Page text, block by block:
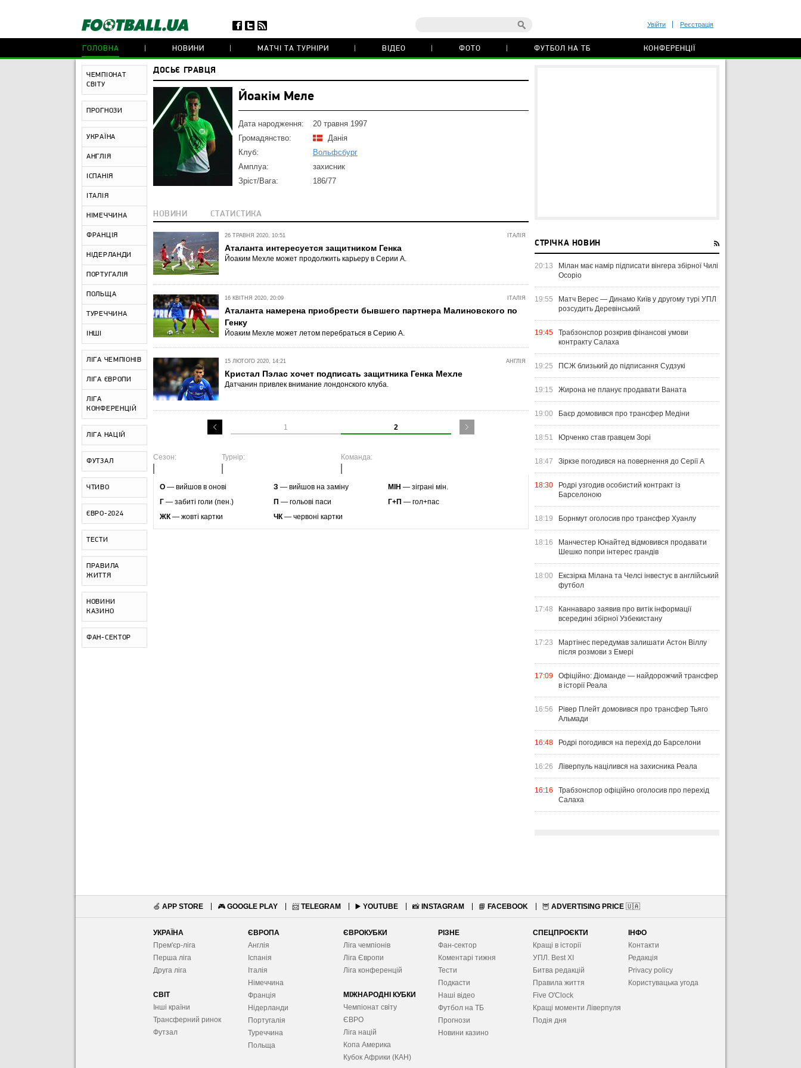
Увійти Реєстрація
ГОЛОВНА НОВИНИ МАТЧІ ТА ТУРНІРИ ВІДЕО ФОТО ФУТБОЛ НА ТБ КОНФЕРЕНЦІЇ
ЧЕМПІОНАТ
СВІТУ
ПРОГНОЗИ
УКРАЇНА
АНГЛІЯ
ІСПАНІЯ
ІТАЛІЯ
НІМЕЧЧИНА
ФРАНЦІЯ
НІДЕРЛАНДИ
ПОРТУГАЛІЯ
ПОЛЬЩА
ТУРЕЧЧИНА
ІНШІ
ЛІГА ЧЕМПІОНІВ
ЛІГА ЄВРОПИ
ЛІГА
КОНФЕРЕНЦІЙ
ЛІГА НАЦІЙ
ФУТЗАЛ
ЧТИВО
ЄВРО-2024
ТЕСТИ
ПРАВИЛА
ЖИТТЯ
НОВИНИ
КАЗИНО
ФАН-СЕКТОР
ДОСЬЄ ГРАВЦЯ
Йоакім Меле
Дата народження:
20 травня 1997
Громадянство:
Данія
Клуб:
Вольфсбург
Амплуа:
захисник
Зріст/Вага:
186/77
НОВИНИ СТАТИСТИКА
ІТАЛІЯ
26 ТРАВНЯ 2020, 10:51
Аталанта интересуется защитником Генка
Йоаким Мехле может продолжить карьеру в Серии А.
ІТАЛІЯ
16 КВІТНЯ 2020, 20:09
Аталанта намерена приобрести бывшего партнера Малиновского по
Генку
Йоаким Мехле может летом перебраться в Серию А.
АНГЛІЯ
15 ЛЮТОГО 2020, 14:21
Кристал Пэлас хочет подписать защитника Генка Мехле
Датчанин привлек внимание лондонского клуба.
1 2
Сезон: Турнір: Команда:
O — вийшов в онові З — вийшов на заміну МІН — зіграні мін.
Г — забиті голи (пен.) П — гольові паси Г+П — гол+пас
ЖК— жовті картки ЧК— червоні картки
СТРІЧКА НОВИН
20:13
Мілан має намір підписати вінгера збірної Чилі
Осоріо
19:55
Матч Верес — Динамо Київ у другому турі УПЛ
розсудить Деревінський
19:45
Трабзонспор розкрив фінансові умови
контракту Салаха
19:25 ПСЖ близький до підписання Судзукі
19:15 Жирона не планує продавати Ваната
19:00 Баєр домовився про трансфер Медіни
18:51 Юрченко став гравцем Зорі
18:47 Зіркзе погодився на повернення до Серії А
18:30
Родрі узгодив особистий контракт із
Барселоною
18:19 Борнмут оголосив про трансфер Хуанлу
18:16
Манчестер Юнайтед відмовився продавати
Шешко попри інтерес грандів
18:00
Ексзірка Мілана та Челсі інвестує в англійський
футбол
17:48
Каннаваро заявив про витік інформації
всередині збірної Узбекистану
17:23
Мартінес передумав залишати Астон Віллу
після розмови з Емері
17:09
Офіційно: Діоманде — найдорожчий трансфер
в історії Реала
16:56
Рівер Плейт домовився про трансфер Тьяго
Альмади
16:48 Родрі погодився на перехід до Барселони
16:26 Ліверпуль націлився на захисника Реала
16:16
Трабзонспор офіційно оголосив про перехід
Салаха
🍏 APP STORE 🎮 GOOGLE PLAY 📨 TELEGRAM ▶️ YOUTUBE 📸 INSTAGRAM 📘 FACEBOOK 🦉 ADVERTISING PRICE 🇺🇦
УКРАЇНА
Прем'єр-ліга
Перша ліга
Друга ліга
СВІТ
Інші країни
Трансферний ринок
Футзал
ЄВРОПА
Англія
Іспанія
Італія
Німеччина
Франція
Нідерланди
Португалія
Туреччина
Польща
ЄВРОКУБКИ
Ліга чемпіонів
Ліга Європи
Ліга конференцій
МІЖНАРОДНІ КУБКИ
Чемпіонат світу
ЄВРО
Ліга націй
Копа Америка
Кубок Африки (КАН)
РІЗНЕ
Фан-сектор
Коментарі тижня
Тести
Подкасти
Наші відео
Футбол на ТБ
Прогнози
Новини казино
СПЕЦПРОЄКТИ
Кращі в історії
УПЛ. Best XІ
Битва редакцій
Правила життя
Five O'Clock
Кращі моменти Ліверпуля
Подія дня
ІНФО
Контакти
Редакція
Privacy policy
Користувацька угода